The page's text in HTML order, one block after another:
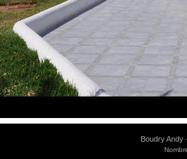
Boudry Andy